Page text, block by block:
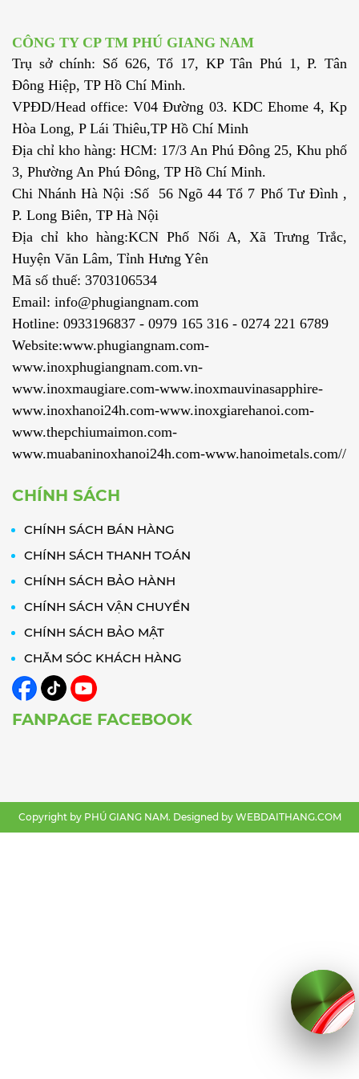
CÔNG TY CP TM PHÚ GIANG NAM
Trụ sở chính: Số 626, Tổ 17, KP Tân Phú 1, P. Tân
Đông Hiệp, TP Hồ Chí Minh.
VPĐD/Head office: V04 Đường 03. KDC Ehome 4, Kp
Hòa Long, P Lái Thiêu,TP Hồ Chí Minh
Địa chỉ kho hàng: HCM: 17/3 An Phú Đông 25, Khu phố
3, Phường An Phú Đông, TP Hồ Chí Minh.
Chi Nhánh Hà Nội :Số 56 Ngõ 44 Tổ 7 Phố Tư Đình ,
P. Long Biên, TP Hà Nội
Địa chỉ kho hàng:KCN Phố Nối A, Xã Trưng Trắc,
Huyện Văn Lâm, Tỉnh Hưng Yên
Mã số thuế: 3703106534
Email: info@phugiangnam.com
Hotline: 0933196837 - 0979 165 316 - 0274 221 6789
Website:www.phugiangnam.com-
www.inoxphugiangnam.com.vn-
www.inoxmaugiare.com-www.inoxmauvinasapphire-
www.inoxhanoi24h.com-www.inoxgiarehanoi.com-
www.thepchiumaimon.com-
www.muabaninoxhanoi24h.com-www.hanoimetals.com//
CHÍNH SÁCH
CHÍNH SÁCH BÁN HÀNG
CHÍNH SÁCH THANH TOÁN
CHÍNH SÁCH BẢO HÀNH
CHÍNH SÁCH VẬN CHUYỂN
CHÍNH SÁCH BẢO MẬT
CHĂM SÓC KHÁCH HÀNG
FANPAGE FACEBOOK
Copyright by PHÚ GIANG NAM. Designed by WEBDAITHANG.COM